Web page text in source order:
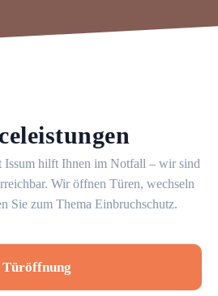
Issum hilft Ihnen im Notfall – wir sind
Wir öffnen Türen, wechseln
Sie zum Thema Einbruchschutz.
Türöffnung